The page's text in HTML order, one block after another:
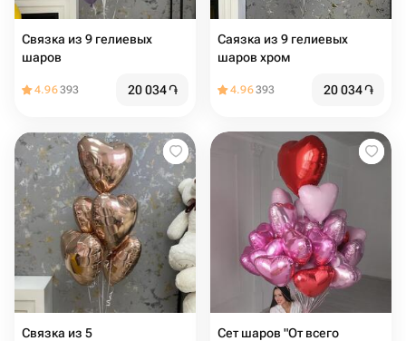
Связка из 9 гелиевых
шаров
4.96393 20 034֏
Саязка из 9 гелиевых
шаров хром
4.96393 20 034֏
Связка из 5
Сет шаров "От всего